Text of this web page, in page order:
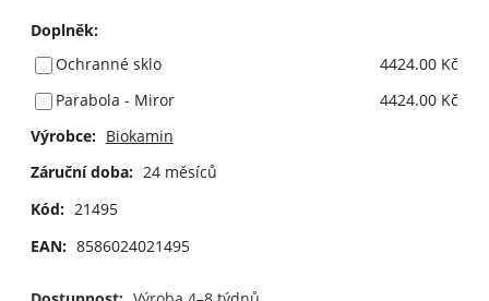
Doplněk:
Ochranné sklo
4424.00 Kč
Parabola - Miror
4424.00 Kč
Výrobce: Biokamin
Záruční doba: 24 měsíců
Kód: 21495
EAN: 8586024021495